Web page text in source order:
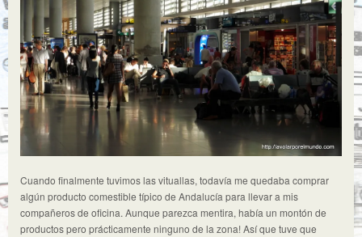
Cuando finalmente tuvimos las vituallas, todavía me quedaba comprar
algún producto comestible típico de Andalucía para llevar a mis
compañeros de oficina. Aunque parezca mentira, había un montón de
productos pero prácticamente ninguno de la zona! Así que tuve que